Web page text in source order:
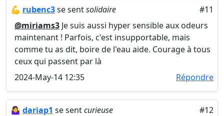
💪 rubenc3se sentsolidaire
#11
@miriams3 Je suis aussi hyper sensible aux odeurs
maintenant ! Parfois, c'est insupportable, mais
comme tu as dit, boire de l'eau aide. Courage à tous
ceux qui passent par là
2024-May-14 12:35
Répondre
🤷‍♀️ dariap1 se sentcurieuse
#12